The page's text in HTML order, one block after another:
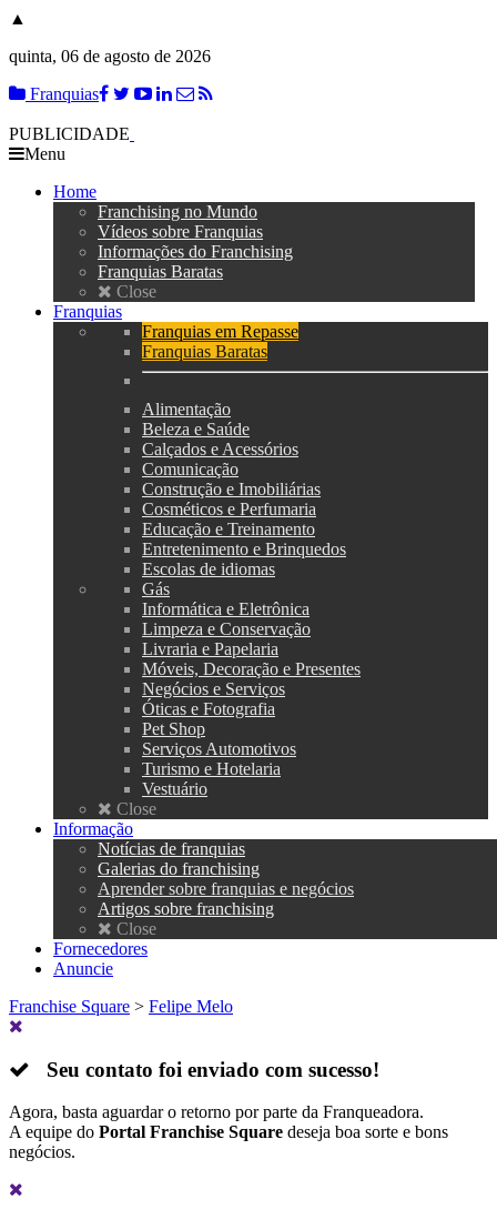
▲
quinta, 06 de agosto de 2026
Franquias
PUBLICIDADE
Menu
Home
Franchising no Mundo
Vídeos sobre Franquias
Informações do Franchising
Franquias Baratas
Close
Franquias
Franquias em Repasse
Franquias Baratas
Alimentação
Beleza e Saúde
Calçados e Acessórios
Comunicação
Construção e Imobiliárias
Cosméticos e Perfumaria
Educação e Treinamento
Entretenimento e Brinquedos
Escolas de idiomas
Gás
Informática e Eletrônica
Limpeza e Conservação
Livraria e Papelaria
Móveis, Decoração e Presentes
Negócios e Serviços
Óticas e Fotografia
Pet Shop
Serviços Automotivos
Turismo e Hotelaria
Vestuário
Close
Informação
Notícias de franquias
Galerias do franchising
Aprender sobre franquias e negócios
Artigos sobre franchising
Close
Fornecedores
Anuncie
Franchise Square > Felipe Melo
Seu contato foi enviado com sucesso!
Agora, basta aguardar o retorno por parte da Franqueadora.
A equipe do Portal Franchise Square deseja boa sorte e bons
negócios.